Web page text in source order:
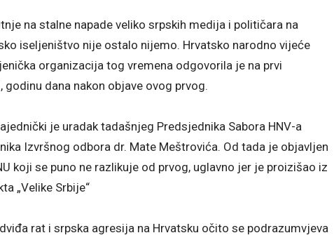
na stalne napade veliko srpskih medija i političara na
iseljeništvo nije ostalo nijemo. Hrvatsko narodno vijeće
organizacija tog vremena odgovorila je na prvi
godinu dana nakon objave ovog prvog.
je uradak tadašnjeg Predsjednika Sabora HNV-a
Izvršnog odbora dr. Mate Meštrovića. Od tada je objavljen
koji se puno ne razlikuje od prvog, uglavno jer je proizišao iz
„Velike Srbije“
rat i srpska agresija na Hrvatsku očito se podrazumvjeva